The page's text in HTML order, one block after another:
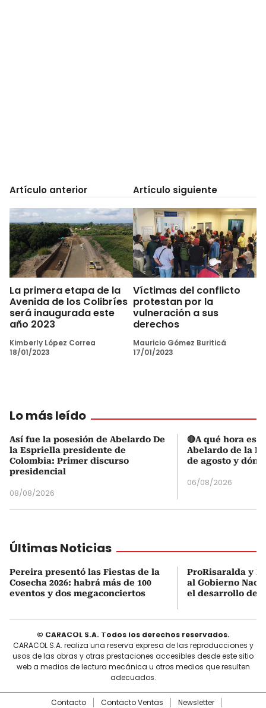
Artículo anterior
La primera etapa de la
Avenida de los Colibríes
será inaugurada este
año 2023
Kimberly López Correa
18/01/2023
Artículo siguiente
Víctimas del conflicto
protestan por la
vulneración a sus
derechos
Mauricio Gómez Buriticá
17/01/2023
Lo más leído
Así fue la posesión de Abelardo De
la Espriella presidente de
Colombia: Primer discurso
presidencial
08/08/2026
🔴A qué hora es
Abelardo de la
de agosto y
06/08/2026
Últimas Noticias
Pereira presentó las Fiestas de la
Cosecha 2026: habrá más de 100
eventos y dos megaconciertos
ProRisaralda y
al Gobierno
el desarrollo
© CARACOL S.A. Todos los derechos reservados.
CARACOL S.A. realiza una reserva expresa de las reproducciones y
usos de las obras y otras prestaciones accesibles desde este sitio
web a medios de lectura mecánica u otros medios que resulten
adecuados.
Contacto Contacto Ventas Newsletter